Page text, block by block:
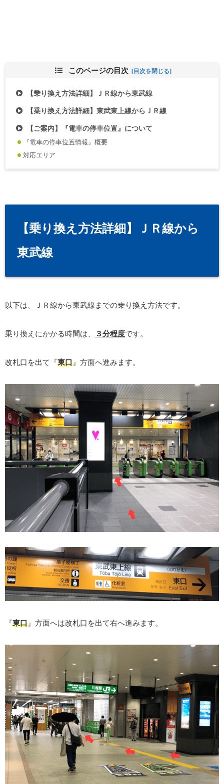
このページの目次
【乗り換え方法詳細】ＪＲ線から東武線
【乗り換え方法詳細】東武東上線からＪＲ線
【ご案内】『電車の停車位置』について
『電車の停車位置情報』概要
対応エリア
【乗り換え方法詳細】ＪＲ線から
東武線
以下は、ＪＲ線から東武線までの乗り換え方法です。
乗り換えにかかる時間は、 ３分程度です。
改札口を出て『東口 』方面へ進みます。
『東口 』方面へは改札口を出て右へ進みます。